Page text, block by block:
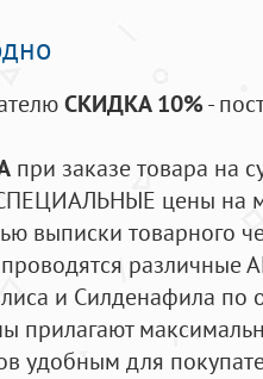
СКИДКА 10%-
при заказе товара на
цены на
выписки товарного
проводятся
и Силденафила по
прилагают
удобным для